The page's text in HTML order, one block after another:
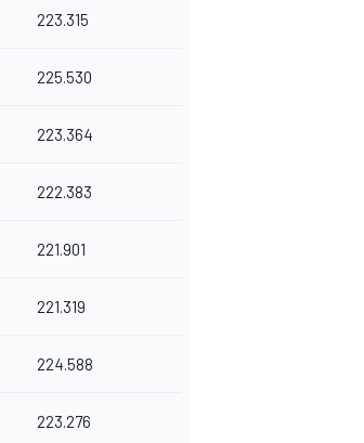
223.315
225.530
223.364
222.383
221.901
221.319
224.588
223.276